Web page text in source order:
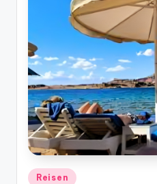
Posted
Reisen